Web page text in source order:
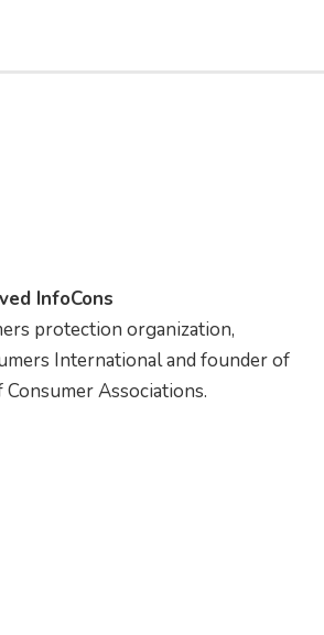
InfoCons
protection organization,
International and founder of
Associations.